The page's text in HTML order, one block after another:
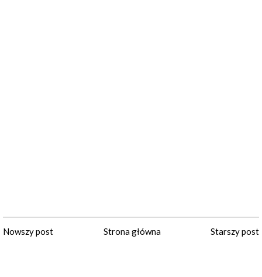
Nowszy post Strona główna Starszy post